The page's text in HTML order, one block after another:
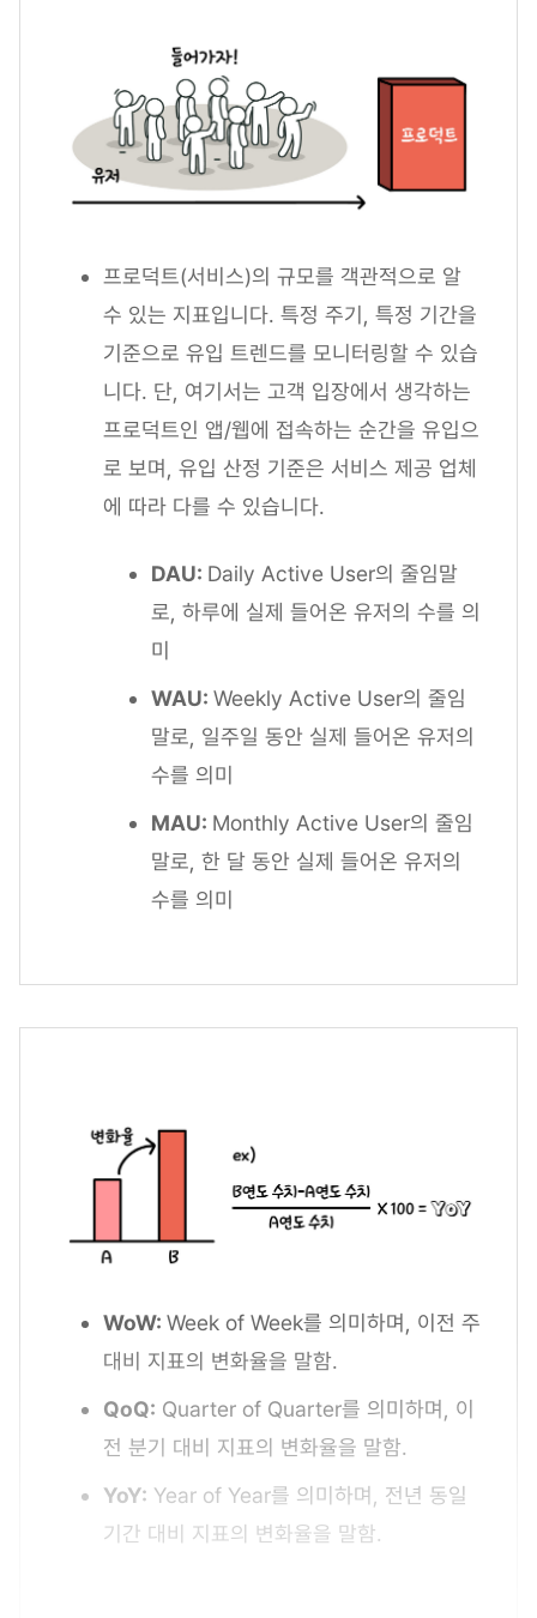
프로덕트(서비스)의 규모를 객관적으로 알
수 있는 지표입니다. 특정 주기, 특정 기간을
기준으로 유입 트렌드를 모니터링할 수 있습
니다. 단, 여기서는 고객 입장에서 생각하는
프로덕트인 앱/웹에 접속하는 순간을 유입으
로 보며, 유입 산정 기준은 서비스 제공 업체
에 따라 다를 수 있습니다.
DAU: Daily Active User의 줄임말
로, 하루에 실제 들어온 유저의 수를 의
미
WAU: Weekly Active User의 줄임
말로, 일주일 동안 실제 들어온 유저의
수를 의미
MAU: Monthly Active User의 줄임
말로, 한 달 동안 실제 들어온 유저의
수를 의미
WoW: Week of Week를 의미하며, 이전 주
대비 지표의 변화율을 말함.
QoQ: Quarter of Quarter를 의미하며, 이
전 분기 대비 지표의 변화율을 말함.
YoY: Year of Year를 의미하며, 전년 동일
기간 대비 지표의 변화율을 말함.